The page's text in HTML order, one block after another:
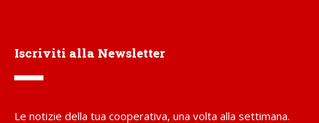
Iscriviti alla Newsletter
Le notizie della tua cooperativa, una volta alla settimana.